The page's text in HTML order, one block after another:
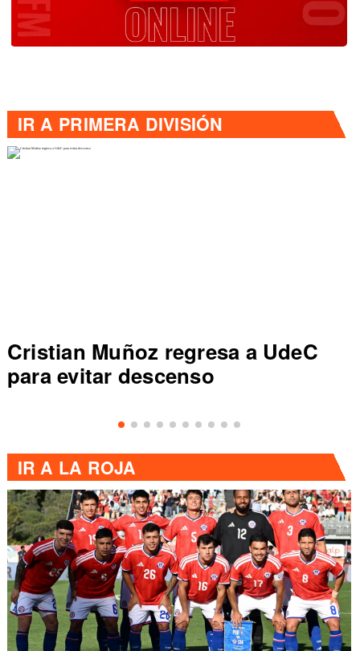
IR A PRIMERA DIVISIÓN
Cristian Muñoz regresa a UdeC
para evitar descenso
IR A LA ROJA